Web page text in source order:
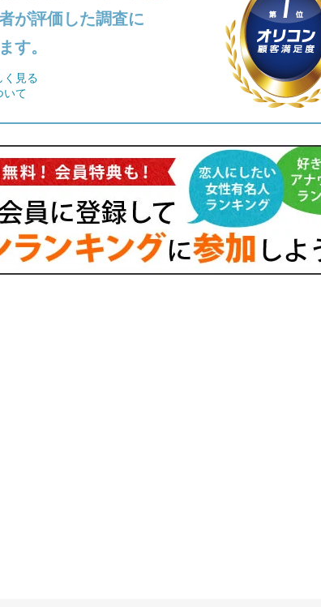
が評価した調査に
す。
く見る
いて